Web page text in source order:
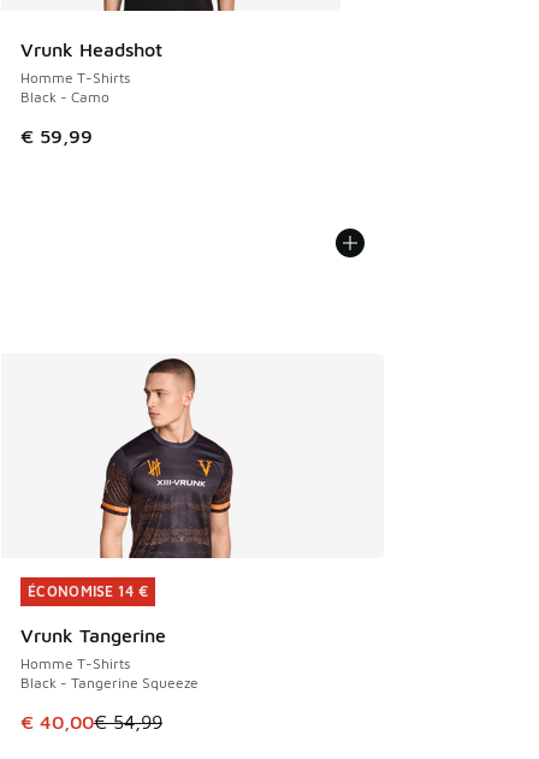
Vrunk Headshot
Homme T-Shirts
Black - Camo
€ 59,99
ÉCONOMISE 14 €
Vrunk Tangerine
Homme T-Shirts
Black - Tangerine Squeeze
Cet article est en promotion. Prix en baisse de € 54,99 à
€ 40,00€ 54,99
ÉCONOMISE 14 €